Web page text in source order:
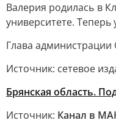
Валерия родилась в
университете. Теперь
Глава
Источник: сетевое
Брянская область.
Источник: Канал в